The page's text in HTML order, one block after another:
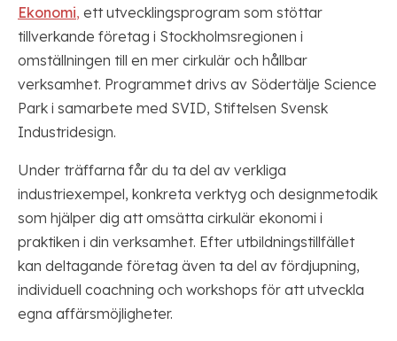
Ekonomi, ett utvecklingsprogram som stöttar
tillverkande företag i Stockholmsregionen i
omställningen till en mer cirkulär och hållbar
verksamhet. Programmet drivs av Södertälje Science
Park i samarbete med SVID, Stiftelsen Svensk
Industridesign.
Under träffarna får du ta del av verkliga
industriexempel, konkreta verktyg och designmetodik
som hjälper dig att omsätta cirkulär ekonomi i
praktiken i din verksamhet. Efter utbildningstillfället
kan deltagande företag även ta del av fördjupning,
individuell coachning och workshops för att utveckla
egna affärsmöjligheter.